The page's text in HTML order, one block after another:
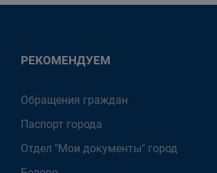
РЕКОМЕНДУЕМ
Обращения граждан
Паспорт города
Отдел "Мои документы" город